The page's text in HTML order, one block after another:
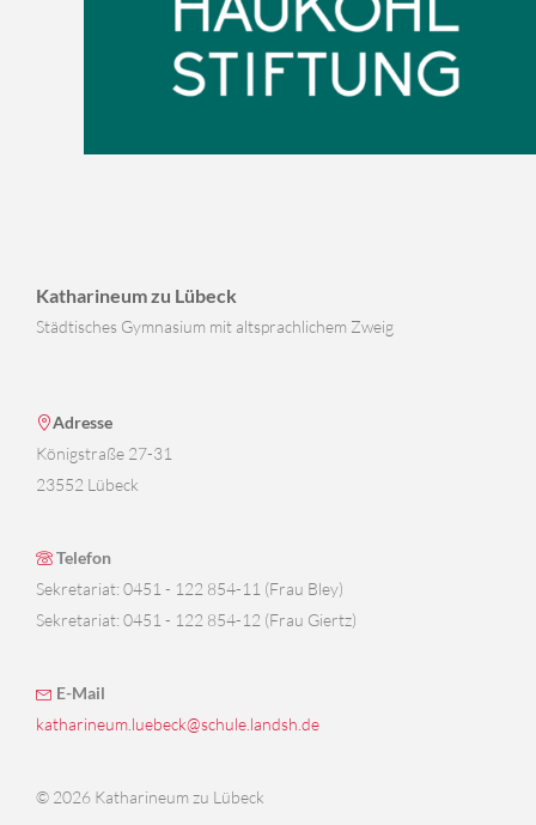
Katharineum zu Lübeck
Städtisches Gymnasium mit altsprachlichem Zweig
Adresse
Königstraße 27-31
23552 Lübeck
Telefon
Sekretariat: 0451 - 122 854-11 (Frau Bley)
Sekretariat: 0451 - 122 854-12 (Frau Giertz)
E-Mail
katharineum.luebeck@schule.landsh.de
© 2026 Katharineum zu Lübeck